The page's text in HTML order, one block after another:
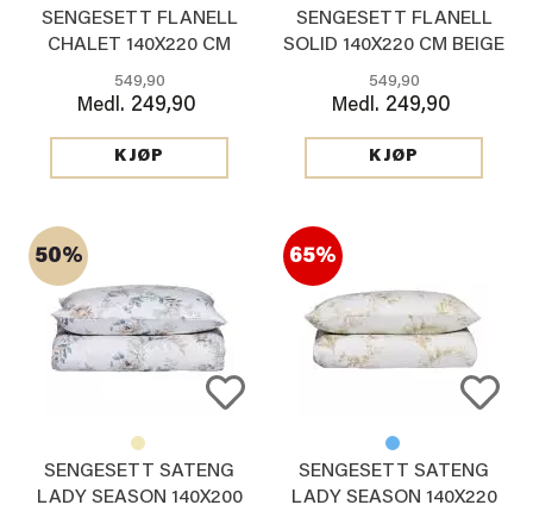
SENGESETT FLANELL
CHALET 140X220 CM
549,90
Medl. 249,90
KJØP
SENGESETT FLANELL
SOLID 140X220 CM BEIGE
549,90
Medl. 249,90
KJØP
50%
SENGESETT SATENG
LADY SEASON 140X200
65%
SENGESETT SATENG
LADY SEASON 140X220